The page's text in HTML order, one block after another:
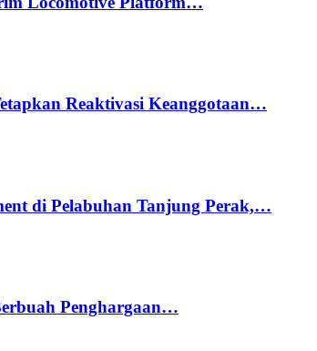
Reaktivasi Keanggotaan…
di Pelabuhan Tanjung Perak,…
Penghargaan…